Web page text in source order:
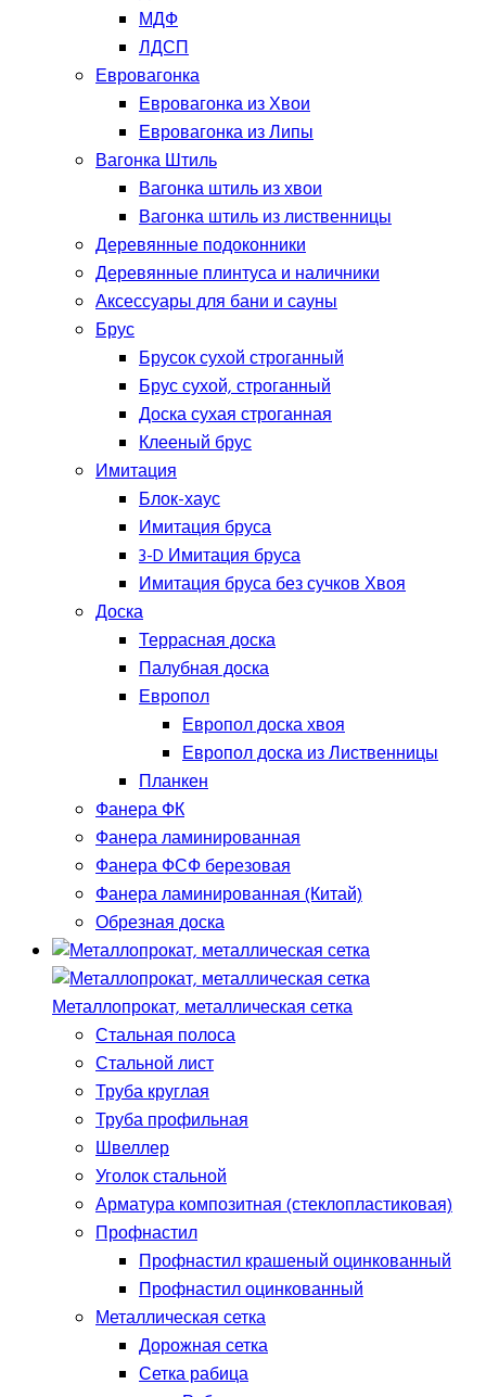
МДФ
ЛДСП
Евровагонка
Евровагонка из Хвои
Евровагонка из Липы
Вагонка Штиль
Вагонка штиль из хвои
Вагонка штиль из лиственницы
Деревянные подоконники
Деревянные плинтуса и наличники
Аксессуары для бани и сауны
Брус
Брусок сухой строганный
Брус сухой, строганный
Доска сухая строганная
Клееный брус
Имитация
Блок-хаус
Имитация бруса
3-D Имитация бруса
Имитация бруса без сучков Хвоя
Доска
Террасная доска
Палубная доска
Европол
Европол доска хвоя
Европол доска из Лиственницы
Планкен
Фанера ФК
Фанера ламинированная
Фанера ФСФ березовая
Фанера ламинированная (Китай)
Обрезная доска
Металлопрокат, металлическая сетка
Стальная полоса
Стальной лист
Труба круглая
Труба профильная
Швеллер
Уголок стальной
Арматура композитная (стеклопластиковая)
Профнастил
Профнастил крашеный оцинкованный
Профнастил оцинкованный
Металлическая сетка
Дорожная сетка
Сетка рабица